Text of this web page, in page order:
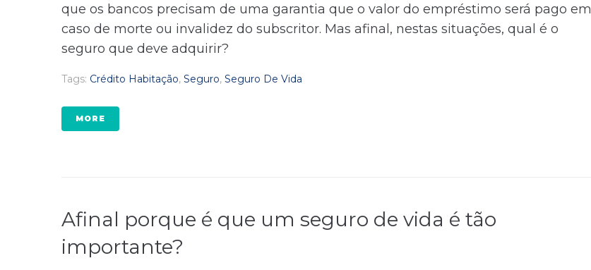
que os bancos precisam de uma garantia que o valor do empréstimo será pago em
caso de morte ou invalidez do subscritor. Mas afinal, nestas situações, qual é o
seguro que deve adquirir?
Tags: Crédito Habitação, Seguro, Seguro De Vida
MORE
Afinal porque é que um seguro de vida é tão
importante?